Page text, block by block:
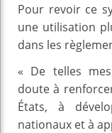
Pour revoir ce
une utilisation
dans les
« De telles
doute à
États, à
nationaux et à